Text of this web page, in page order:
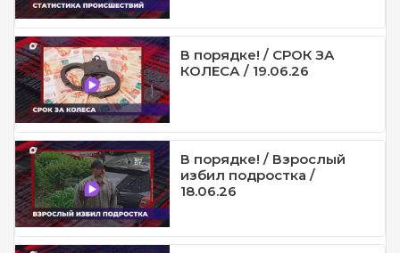
В порядке! / СРОК ЗА
КОЛЕСА / 19.06.26
В порядке! / Взрослый
избил подростка /
18.06.26